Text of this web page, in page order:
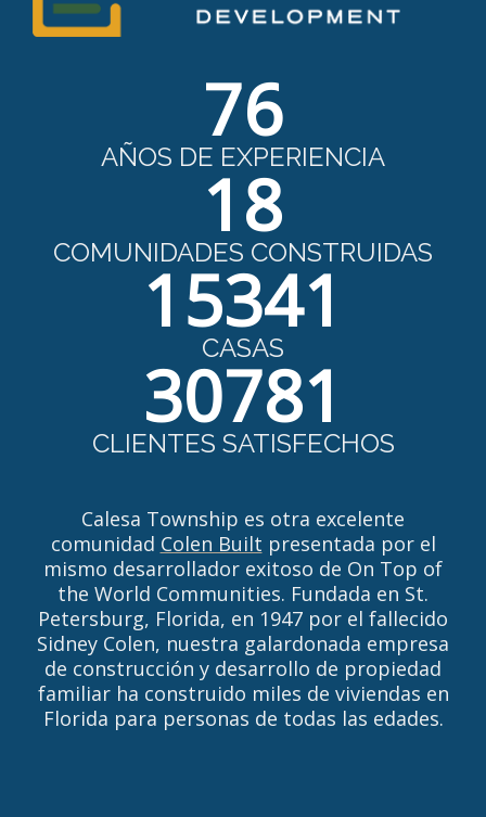
76
AÑOS DE EXPERIENCIA
18
COMUNIDADES CONSTRUIDAS
15341
CASAS
30781
CLIENTES SATISFECHOS
Calesa Township es otra excelente
comunidad Colen Built presentada por el
mismo desarrollador exitoso de On Top of
the World Communities. Fundada en St.
Petersburg, Florida, en 1947 por el fallecido
Sidney Colen, nuestra galardonada empresa
de construcción y desarrollo de propiedad
familiar ha construido miles de viviendas en
Florida para personas de todas las edades.